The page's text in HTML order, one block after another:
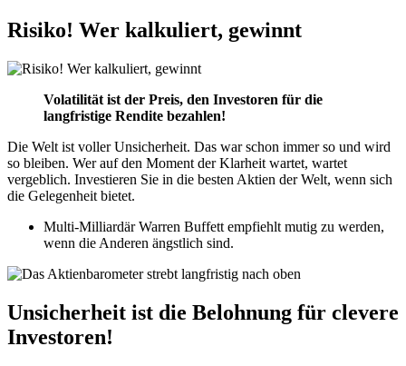
Risiko! Wer kalkuliert, gewinnt
Volatilität ist der Preis, den Investoren für die
langfristige Rendite bezahlen!
Die Welt ist voller Unsicherheit. Das war schon immer so und wird
so bleiben. Wer auf den Moment der Klarheit wartet, wartet
vergeblich. Investieren Sie in die besten Aktien der Welt, wenn sich
die Gelegenheit bietet.
Multi-Milliardär Warren Buffett empfiehlt mutig zu werden,
wenn die Anderen ängstlich sind.
Unsicherheit ist die Belohnung für clevere
Investoren!